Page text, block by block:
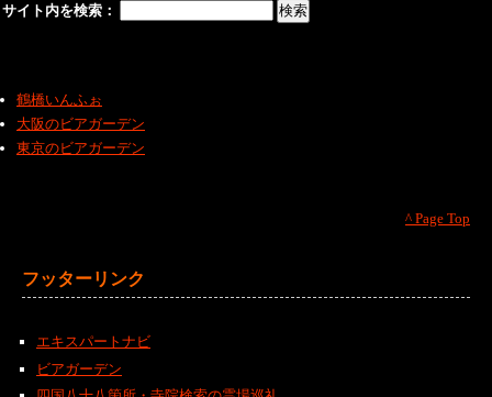
サイト内を検索：
鶴橋いんふぉ
大阪のビアガーデン
東京のビアガーデン
^ Page Top
フッターリンク
エキスパートナビ
ビアガーデン